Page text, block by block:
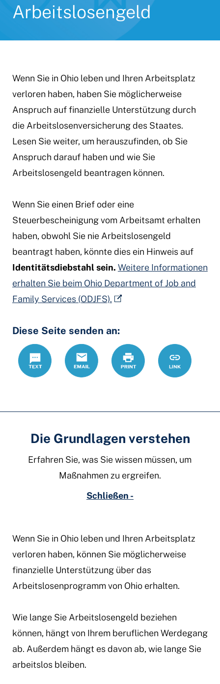
Arbeitslosengeld
Wenn Sie in Ohio leben und Ihren Arbeitsplatz
verloren haben, haben Sie möglicherweise
Anspruch auf finanzielle Unterstützung durch
die Arbeitslosenversicherung des Staates.
Lesen Sie weiter, um herauszufinden, ob Sie
Anspruch darauf haben und wie Sie
Arbeitslosengeld beantragen können.
Wenn Sie einen Brief oder eine
Steuerbescheinigung vom Arbeitsamt erhalten
haben, obwohl Sie nie Arbeitslosengeld
beantragt haben, könnte dies ein Hinweis auf
Identitätsdiebstahl sein. Weitere Informationen
erhalten Sie beim Ohio Department of Job and
Family Services (ODJFS).
Diese Seite senden an:
Text
Email Print https://
Link
Die Grundlagen verstehen
Erfahren Sie, was Sie wissen müssen, um
Maßnahmen zu ergreifen.
Schließen -
Wenn Sie in Ohio leben und Ihren Arbeitsplatz
verloren haben, können Sie möglicherweise
finanzielle Unterstützung über das
Arbeitslosenprogramm von Ohio erhalten.
Wie lange Sie Arbeitslosengeld beziehen
können, hängt von Ihrem beruflichen Werdegang
ab. Außerdem hängt es davon ab, wie lange Sie
arbeitslos bleiben.